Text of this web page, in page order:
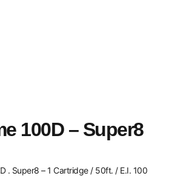
100D – Super8
. Super8 – 1 Cartridge / 50ft. / E.I. 100